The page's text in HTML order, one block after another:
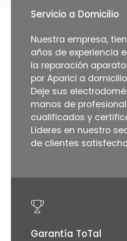
Servicio a Domicilio
Nuestra empresa,
años de experiencia
la reparación
por Aparici a
Deje sus
manos de
cualificados y
Líderes en nuestro
de clientes
Garantía ToTal